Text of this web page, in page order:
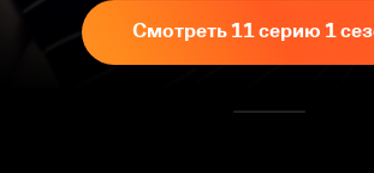
Смотреть 11 серию 1